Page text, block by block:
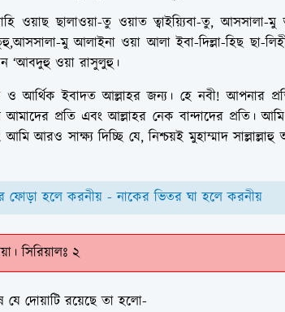
ওয়াছ ছালাওয়া-তু ওয়াত ত্বাইয়্যিবা-তু,
মু আলাইনা ওয়া আলা ইবা-দিল্লা-হিছ ছা-
‘আবদুহু ওয়া রাসুলুহু।
ও আর্থিক ইবাদত আল্লাহর জন্য। হে নবী! আপনার
প্রতি এবং আল্লাহর নেক বান্দাদের প্রতি। আমি
সাক্ষ্য দিচ্ছি যে, নিশ্চয়ই মুহাম্মাদ সাল্লাল্লাহু
ফোড়া হলে করনীয় - নাকের ভিতর ঘা হলে করনীয়
সিরিয়ালঃ ২
যে দোয়াটি রয়েছে তা হলো-